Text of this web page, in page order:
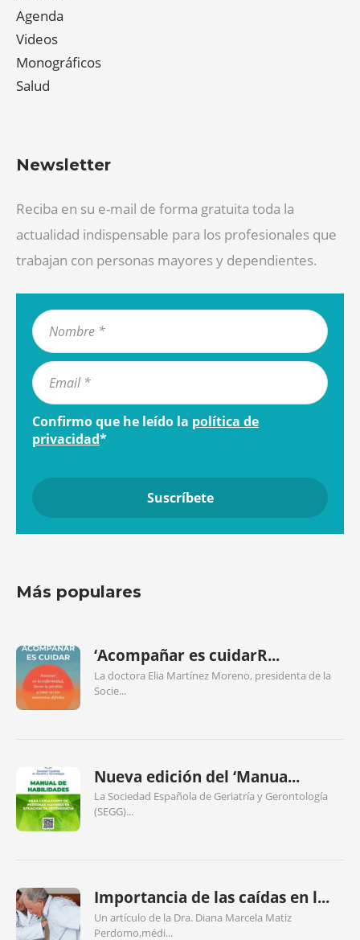
Agenda
Videos
Monográficos
Salud
Newsletter
Reciba en su e-mail de forma gratuita toda la
actualidad indispensable para los profesionales que
trabajan con personas mayores y dependientes.
Confirmo que he leído la política de
privacidad*
Más populares
‘Acompañar es cuidarR...
La doctora Elia Martínez Moreno, presidenta de la
Socie...
Nueva edición del ‘Manua...
La Sociedad Española de Geriatría y Gerontología
(SEGG)...
Importancia de las caídas en l...
Un artículo de la Dra. Diana Marcela Matiz
Perdomo,médi...